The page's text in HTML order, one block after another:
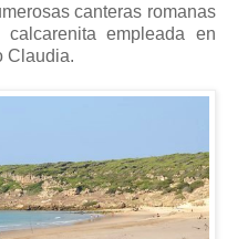
canteras romanas
empleada en
Claudia.